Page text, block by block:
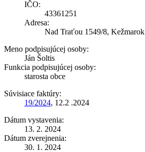
IČO:
43361251
Adresa:
Nad Traťou 1549/8, Kežmarok
Meno podpisujúcej osoby:
Ján Šoltis
Funkcia podpisujúcej osoby:
starosta obce
Súvisiace faktúry:
19/2024, 12.2 .2024
Dátum vystavenia:
13. 2. 2024
Dátum zverejnenia:
30. 1. 2024